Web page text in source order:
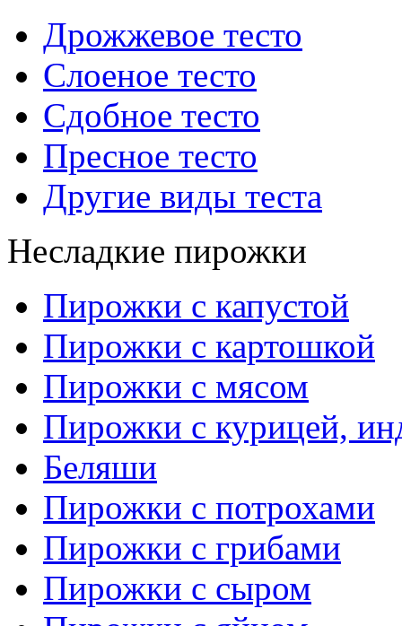
Дрожжевое тесто
Слоеное тесто
Сдобное тесто
Пресное тесто
Другие виды теста
Несладкие пирожки
Пирожки с капустой
Пирожки с картошкой
Пирожки с мясом
Пирожки с курицей,
Беляши
Пирожки с потрохами
Пирожки с грибами
Пирожки с сыром